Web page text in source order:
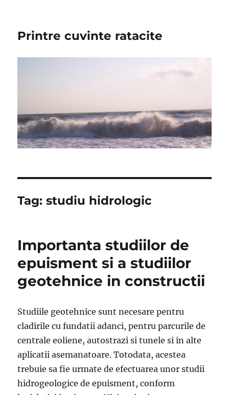
Printre cuvinte ratacite
Tag:studiu hidrologic
Importanta studiilor de
epuisment si a studiilor
geotehnice in constructii
Studiile geotehnice sunt necesare pentru
cladirile cu fundatii adanci, pentru parcurile de
centrale eoliene, autostrazi si tunele si in alte
aplicatii asemanatoare. Totodata, acestea
trebuie sa fie urmate de efectuarea unor studii
hidrogeologice de epuisment, conform